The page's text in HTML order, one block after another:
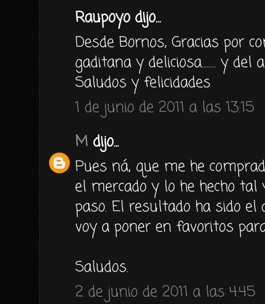
Raupoyo dijo...
Desde Bornos, Gracias por
gaditana y deliciosa........ y
Saludos y felicidades
1 de junio de 2011 a las 13:15
M dijo...
Pues ná, que me he
el mercado y lo he hecho tal
paso. El resultado ha sido
voy a poner en favoritos
Saludos.
2 de junio de 2011 a las 4:45